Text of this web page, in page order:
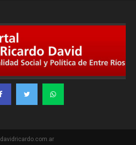
davidricardo.com.ar